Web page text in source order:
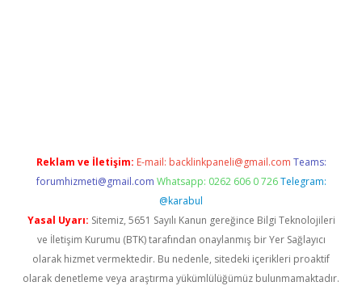
Reklam ve İletişim: E-mail: backlinkpaneli@gmail.com Teams:
forumhizmeti@gmail.com Whatsapp: 0262 606 0 726 Telegram:
@karabul
Yasal Uyarı: Sitemiz, 5651 Sayılı Kanun gereğince Bilgi Teknolojileri
ve İletişim Kurumu (BTK) tarafından onaylanmış bir Yer Sağlayıcı
olarak hizmet vermektedir. Bu nedenle, sitedeki içerikleri proaktif
olarak denetleme veya araştırma yükümlülüğümüz bulunmamaktadır.